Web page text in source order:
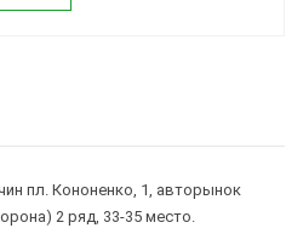
пл. Кононенко, 1, авторынок
2 ряд, 33-35 место.